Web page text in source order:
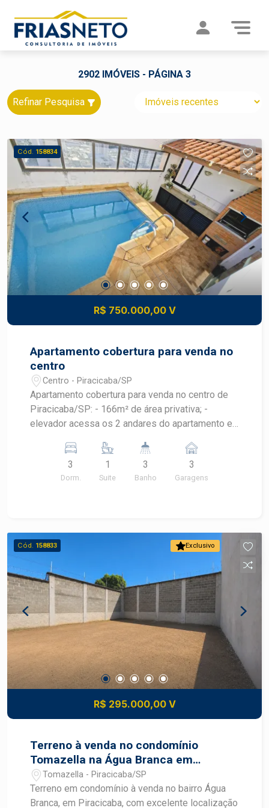
2902 IMÓVEIS - PÁGINA 3
Refinar Pesquisa
Cód. 158834
R$ 750.000,00 V
Apartamento cobertura para venda no
centro
Centro - Piracicaba/SP
Apartamento cobertura para venda no centro de
Piracicaba/SP: - 166m² de área privativa; -
elevador acessa os 2 andares do apartamento e
dormitórios com armários, sendo 01 suíte master
com banheira; - 03 banheiros: suíte, suíte e
lavabo; - sala de TV; - sala de estar e de jantar
privilegiada. Agende uma visita com um
especialista Frias Neto.
3
Dorm.
1
Suite
3
Banho
3
Garagens
Exclusivo
Cód. 158833
R$ 295.000,00 V
Terreno à venda no condomínio
Tomazella na Água Branca em
Piracicaba
Tomazella - Piracicaba/SP
Terreno em condomínio à venda no bairro Água
Branca, em Piracicaba, com excelente localização